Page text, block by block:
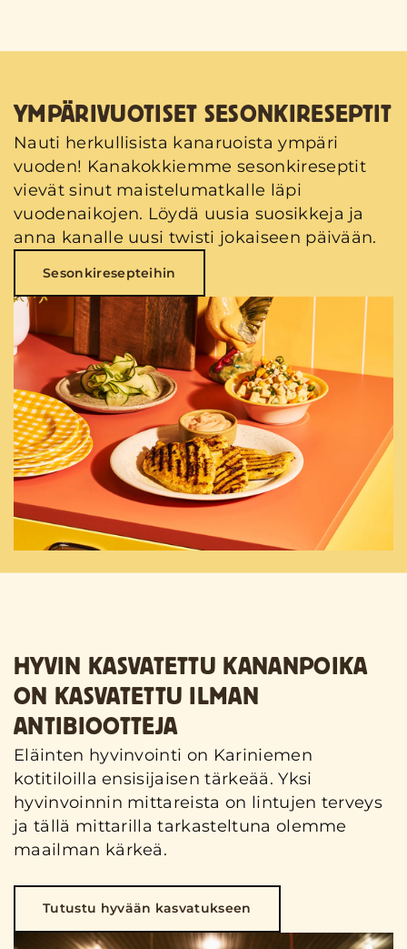
YMPÄRIVUOTISET SESONKIRESEPTIT
Nauti herkullisista kanaruoista ympäri
vuoden! Kanakokkiemme sesonkireseptit
vievät sinut maistelumatkalle läpi
vuodenaikojen. Löydä uusia suosikkeja ja
anna kanalle uusi twisti jokaiseen päivään.
Sesonkiresepteihin
HYVIN KASVATETTU KANANPOIKA
ON KASVATETTU ILMAN
ANTIBIOOTTEJA
Eläinten hyvinvointi on Kariniemen
kotitiloilla ensisijaisen tärkeää. Yksi
hyvinvoinnin mittareista on lintujen terveys
ja tällä mittarilla tarkasteltuna olemme
maailman kärkeä.
Tutustu hyvään kasvatukseen